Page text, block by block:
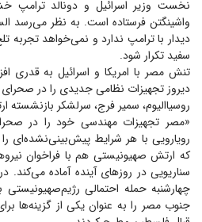
نخست وزیر اسرائیل و دونالد ترامپ
واشینگتن فرستاده است. به نظر می‌رسد
دیدار با ترامپ ندارد و نمی‌خواهد تجربه
سفید تکرار شود.
تنش مصر با امریکا و اسرائیل به قدری
دیروز تجهیزات نظامی جدیدی را در
روسیا‌الیوم، سمیر فرج، سرلشکر
«مصر تجهیزات مهندسی خود را در
رویارویی با هر شرایط پیش‌بینی‌نشده‌ای
که ارتش صهیونیستی هم با فراخوان
سناریویی در روز‌های آینده آماده می‌کند.
چهارشنبه حمله احتمالی
جنوب مصر را به عنوان یکی از گزینه‌ها